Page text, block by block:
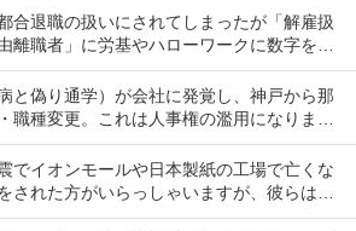
合退職の扱いにされてしまったが「解雇扱
離職者」に労基やハローワークに数字を具
根拠にのっとって覆した例を教え...
と偽り通学）が会社に発覚し、神戸から那
職種変更。これは人事権の濫用になります
手企業に入社して9ヶ月にな...
でイオンモールや日本製紙の工場で亡くな
された方がいらっしゃいますが、彼らは皆
。 このような場合、労災になる...